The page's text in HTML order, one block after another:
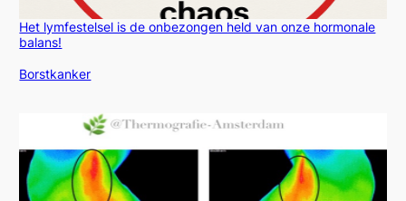
Het lymfestelsel is de onbezongen held van onze hormonale
balans!
In relatie tot
Borstkanker